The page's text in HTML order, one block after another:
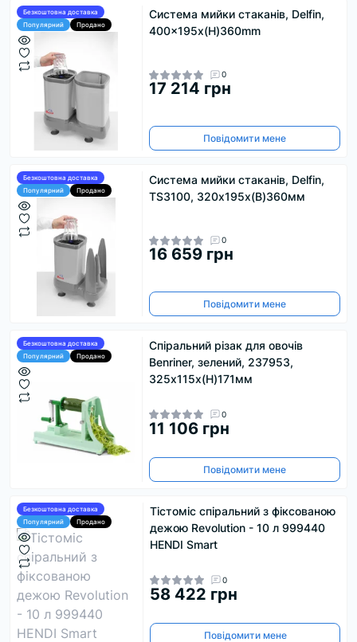
Безкоштовна доставка
Популярний
Продано
Система мийки стаканів, Delfin,
400x195x(H)360mm
0
17 214 грн
Повідомити мене
Безкоштовна доставка
Популярний
Продано
Система мийки стаканів, Delfin,
TS3100, 320х195х(В)360мм
0
16 659 грн
Повідомити мене
Безкоштовна доставка
Популярний
Продано
Спіральний різак для овочів
Benriner, зелений, 237953,
325x115x(H)171мм
0
11 106 грн
Повідомити мене
Безкоштовна доставка
Популярний
Продано
Тістоміс спіральний з фіксованою
дежою Revolution - 10 л 999440
HENDI Smart
0
58 422 грн
Повідомити мене